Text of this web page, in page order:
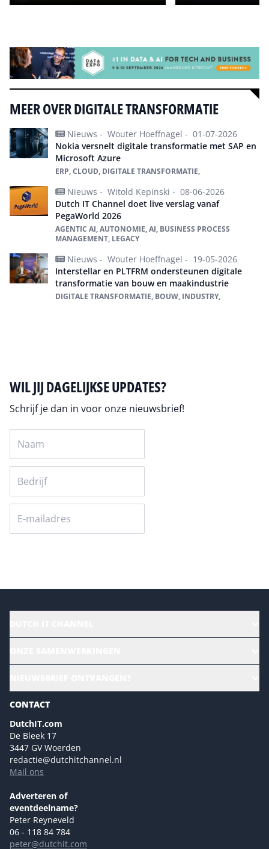
MEER OVER DIGITALE TRANSFORMATIE
Nieuws - Wouter Hoeffnagel - 01-07-2026
Nokia versnelt digitale transformatie met SAP en
Microsoft Azure
ERP, CLOUD, DIGITALE TRANSFORMATIE,
Nieuws - Witold Kepinski - 08-06-2026
Dutch IT Channel doet live verslag vanaf
PegaWorld 2026
AGENTIC AI, AUTONOMIE, AI, BUSINESS PROCESS
MANAGEMENT, LEGACY
Nieuws - Wouter Hoeffnagel - 19-05-2026
Interstellar en PLTFRM ondersteunen digitale
transformatie van bouw en maakindustrie
DIGITALE TRANSFORMATIE, BOUW, INDUSTRY,
WIL JIJ DAGELIJKSE UPDATES?
Schrijf je dan in voor onze nieuwsbrief!
Magazines
Marketingmogelijkheden 2026
Eventmogelijkheden 2026
Advertising opportunities 2026 ENG
Event opportunities 2026 ENG
NL Digital
Versturen
CONTACT
DutchIT.com
De Bleek 17
3447 GV Woerden
redactie@dutchitchannel.nl
Mail ons
Adverteren of
eventdeelname?
Peter Reyneveld
06 - 118 84 784
peter@dutchit.com